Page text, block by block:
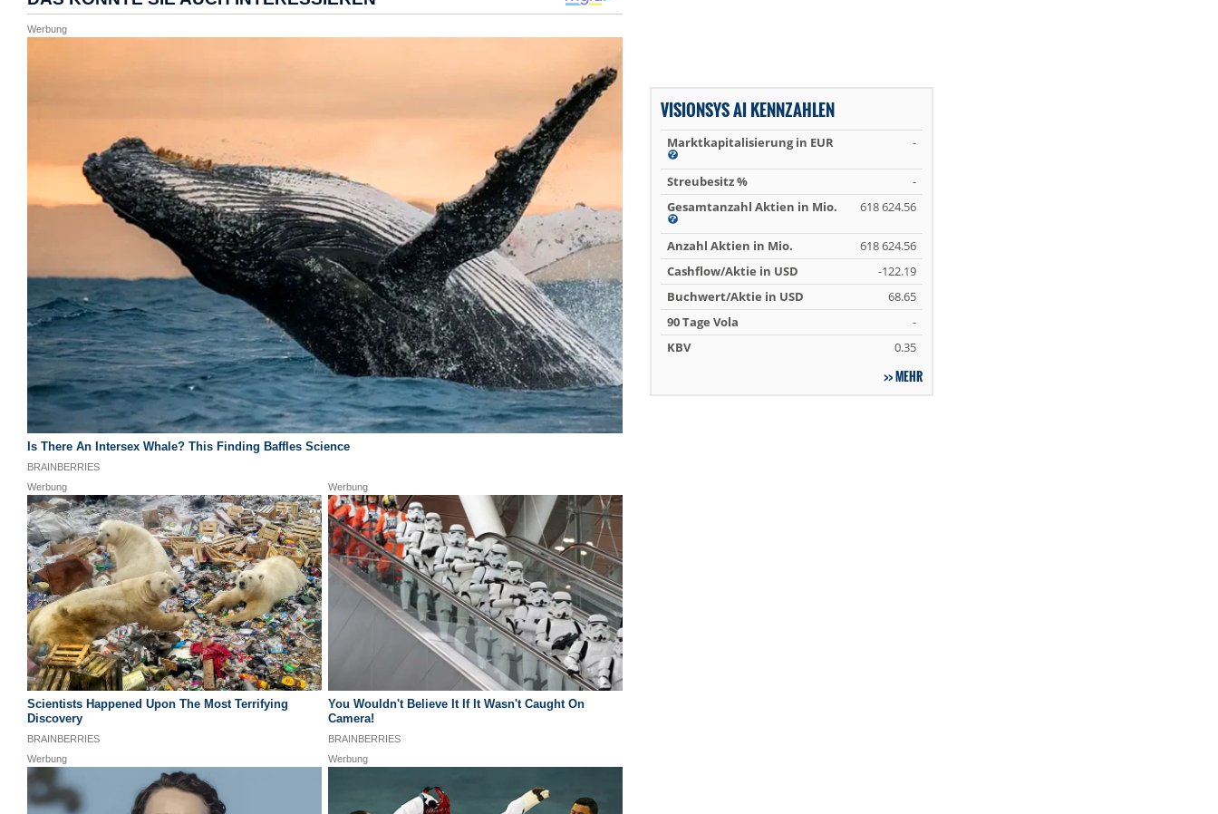
VISIONSYS AI KENNZAHLEN
Marktkapitalisierung in EUR -
Streubesitz %
-
Gesamtanzahl Aktien in Mio.
618 624.56
Anzahl Aktien in Mio.
618 624.56
Cashflow/Aktie in USD
-122.19
Buchwert/Aktie in USD
68.65
90 Tage Vola
-
KBV
0.35
MEHR